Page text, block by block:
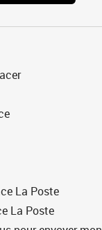
La Poste
La Poste